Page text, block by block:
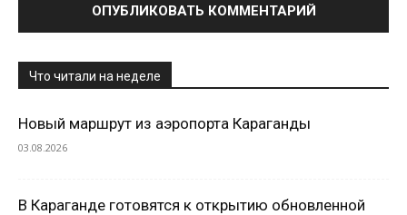
Что читали на неделе
Новый маршрут из аэропорта Караганды
03.08.2026
В Караганде готовятся к открытию обновленной